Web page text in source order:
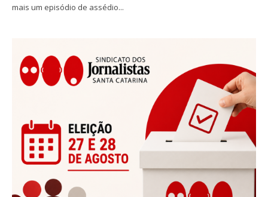
mais um episódio de assédio...